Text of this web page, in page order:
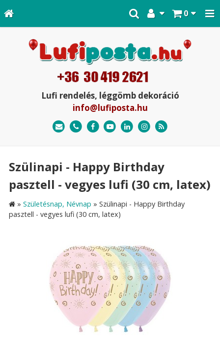
0
Lufi rendelés, léggömb dekoráció
info@lufiposta.hu
Szülinapi - Happy Birthday
pasztell - vegyes lufi (30 cm, latex)
» Születésnap, Névnap » Szülinapi - Happy Birthday
pasztell - vegyes lufi (30 cm, latex)